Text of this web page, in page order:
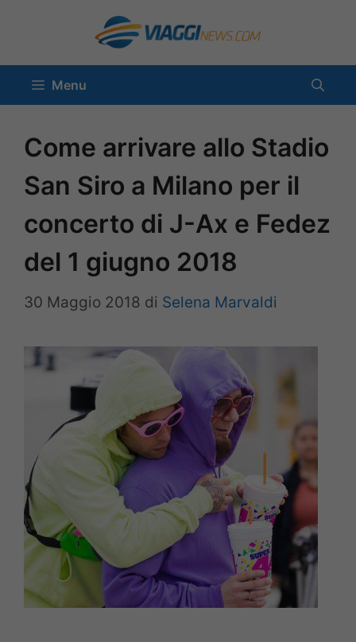
contenuto
Menu
Come arrivare allo Stadio
San Siro a Milano per il
concerto di J-Ax e Fedez
del 1 giugno 2018
30 Maggio 2018 di Selena Marvaldi